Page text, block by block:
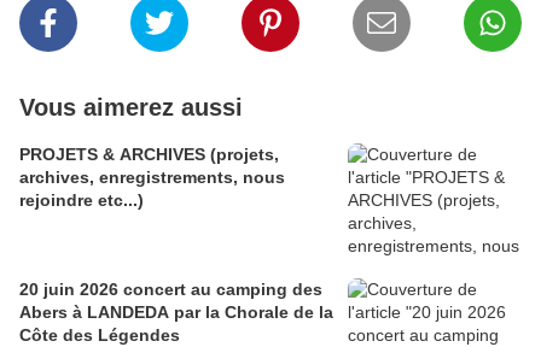
Vous aimerez aussi
PROJETS & ARCHIVES (projets,
archives, enregistrements, nous
rejoindre etc...)
20 juin 2026 concert au camping des
Abers à LANDEDA par la Chorale de la
Côte des Légendes